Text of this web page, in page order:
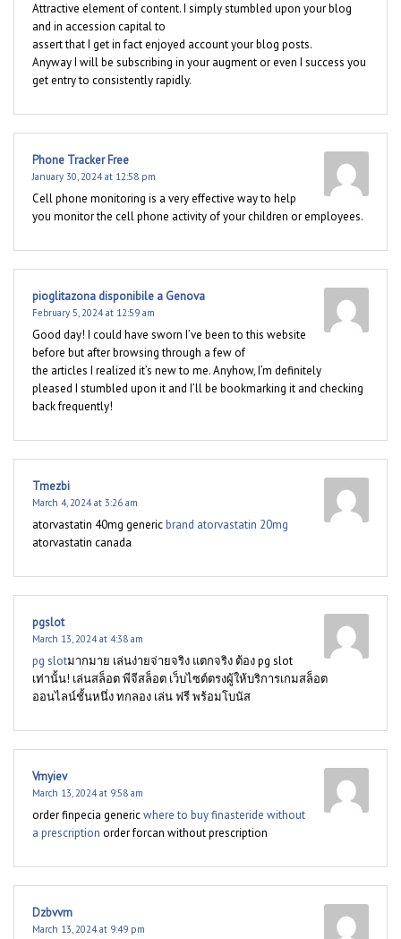
Attractive element of content. I simply stumbled upon your blog
and in accession capital to
assert that I get in fact enjoyed account your blog posts.
Anyway I will be subscribing in your augment or even I success you
get entry to consistently rapidly.
Phone Tracker Free
January 30, 2024 at 12:58 pm
Cell phone monitoring is a very effective way to help
you monitor the cell phone activity of your children or employees.
pioglitazona disponibile a Genova
February 5, 2024 at 12:59 am
Good day! I could have sworn I’ve been to this website
before but after browsing through a few of
the articles I realized it’s new to me. Anyhow, I’m definitely
pleased I stumbled upon it and I’ll be bookmarking it and checking
back frequently!
Tmezbi
March 4, 2024 at 3:26 am
atorvastatin 40mg genericbrand atorvastatin 20mg
atorvastatin canada
pgslot
March 13, 2024 at 4:38 am
pg slotมากมาย เล่นง่ายจ่ายจริง แตกจริง ต้อง pg slot
เท่านั้น! เล่นสล็อต พีจีสล็อต เว็บไซต์ตรงผู้ให้บริการเกมสล็อต
ออนไลน์ชั้นหนึ่ง ทกลอง เล่น ฟรี พร้อมโบนัส
Vmyiev
March 13, 2024 at 9:58 am
order finpecia genericwhere to buy finasteride without
a prescription order forcan without prescription
Dzbvvm
March 13, 2024 at 9:49 pm